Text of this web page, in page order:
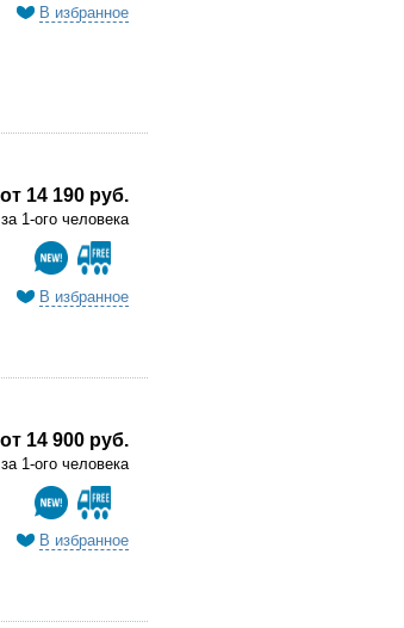
В избранное
от 14 190 руб.
за 1-ого человека
В избранное
от 14 900 руб.
за 1-ого человека
В избранное